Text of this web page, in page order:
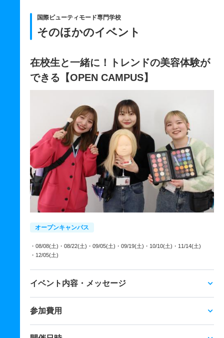
国際ビューティモード専門学校
そのほかのイベント
在校生と一緒に！トレンドの美容体験が
できる【OPEN CAMPUS】
オープンキャンパス
・08/08(土) ・08/22(土) ・09/05(土) ・09/19(土) ・10/10(土) ・11/14(土)
・12/05(土)
イベント内容・メッセージ
参加費用